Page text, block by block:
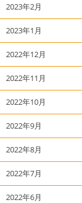
2023年2月
2023年1月
2022年12月
2022年11月
2022年10月
2022年9月
2022年8月
2022年7月
2022年6月